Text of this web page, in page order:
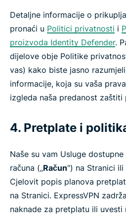
Detaljne informacije o
pronaći u Politici privatnosti i
proizvoda Identity Defender.
dijelove obje Politike
vas) kako biste jasno
informacije, koja su vaša
izgleda naša predanost zaštiti
4. Pretplate i
Naše su vam Usluge
računa („Račun") na Stranici
Cjelovit popis planova
na Stranici. ExpressVPN
naknade za pretplatu ili uvesti